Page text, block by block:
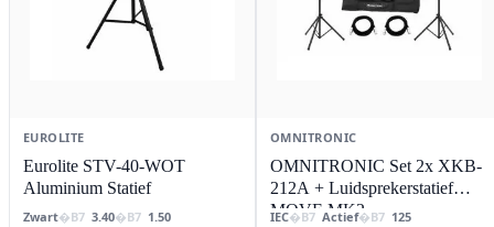
EUROLITE
Eurolite STV-40-WOT
Aluminium Statief
Zwart 3.40 1.50
OMNITRONIC
OMNITRONIC Set 2x XKB-
212A + Luidsprekerstatief
MOVE MK2
IEC Actief 125